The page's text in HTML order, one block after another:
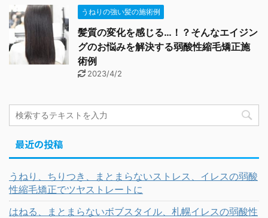
うねりの強い髪の施術例
髪質の変化を感じる…！？そんなエイジン
グのお悩みを解決する弱酸性縮毛矯正施
術例
2023/4/2
最近の投稿
うねり、ちりつき、まとまらないストレス、イレスの弱酸
性縮毛矯正でツヤストレートに
はねる、まとまらないボブスタイル、札幌イレスの弱酸性